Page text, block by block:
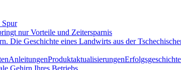
Spur
nur Vorteile und Zeitersparnis
Die Geschichte eines Landwirts aus der
AnleitungenProduktaktualisierungen
Gehirn Ihres Betriebs